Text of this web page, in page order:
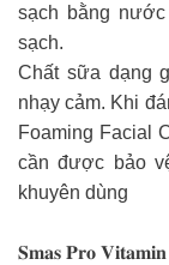
sạch bằng
sạch.
Chất sữa dạng
nhạy cảm. Khi
Foaming Facial
cần được bảo
khuyên dùng
𝐒𝐦𝐚𝐬 𝐏𝐫𝐨